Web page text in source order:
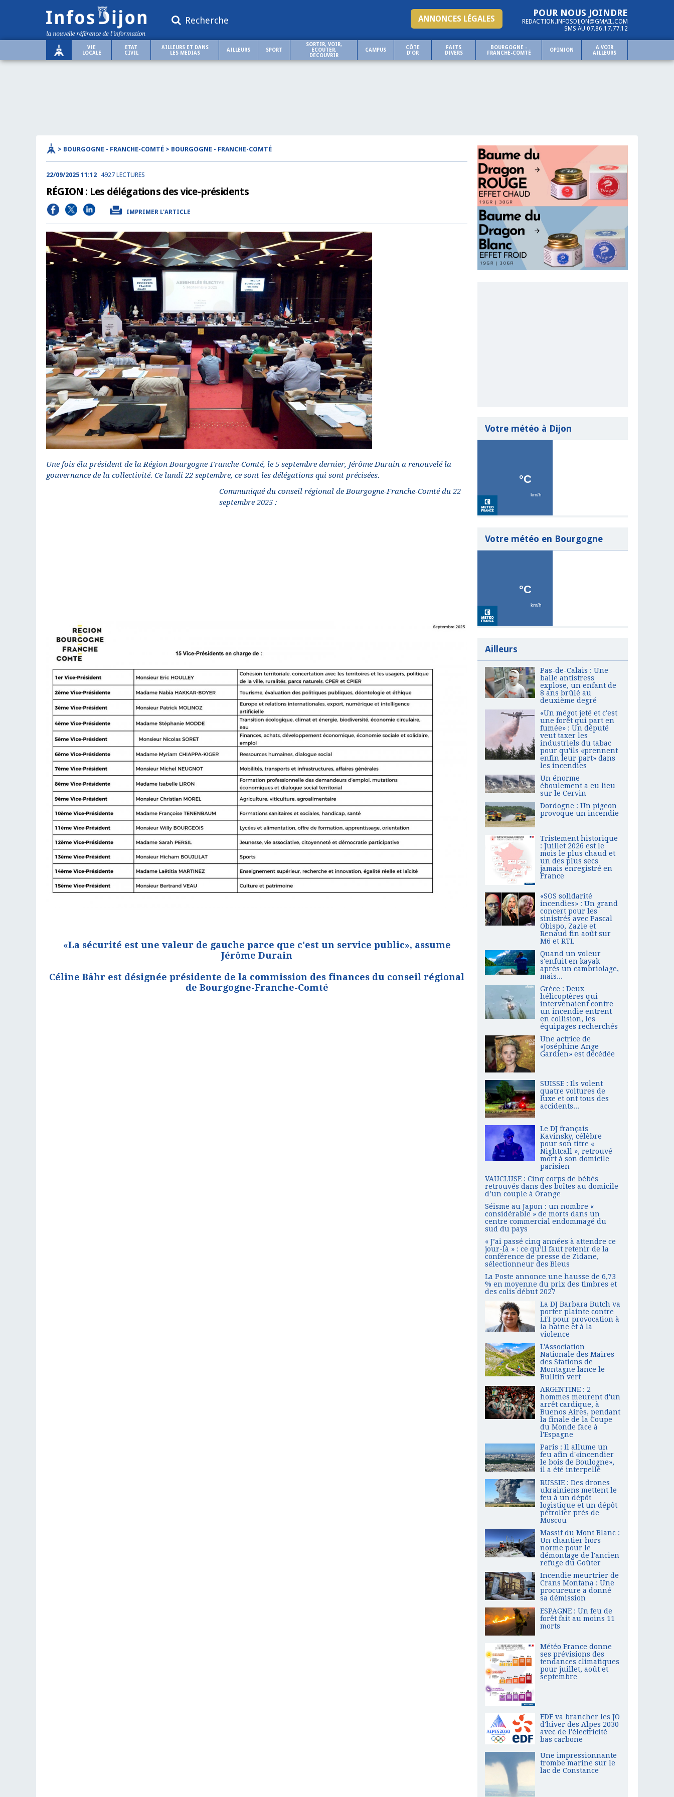
Recherche
POUR NOUS JOINDRE
REDACTION.INFOSDIJON@GMAIL.COM
SMS AU 07.86.17.77.12
ANNONCES LÉGALES
VIE
LOCALE
ETAT
CIVIL
AILLEURS ET DANS
LES MEDIAS
AILLEURS SPORT
SORTIR, VOIR,
ECOUTER,
DECOUVRIR
CAMPUS
CÔTE
D'OR
FAITS
DIVERS
BOURGOGNE -
FRANCHE-COMTÉ
OPINION
A VOIR
AILLEURS
> BOURGOGNE - FRANCHE-COMTÉ > BOURGOGNE - FRANCHE-COMTÉ
22/09/2025 11:12 4927 LECTURES
RÉGION : Les délégations des vice-présidents
IMPRIMER L'ARTICLE
Une fois élu président de la Région Bourgogne-Franche-Comté, le 5 septembre dernier, Jérôme Durain a renouvelé la
gouvernance de la collectivité. Ce lundi 22 septembre, ce sont les délégations qui sont précisées.
Communiqué du conseil régional de Bourgogne-Franche-Comté du 22
septembre 2025 :
«La sécurité est une valeur de gauche parce que c'est un service public», assume
Jérôme Durain
Céline Bähr est désignée présidente de la commission des finances du conseil régional
de Bourgogne-Franche-Comté
Votre météo à Dijon
Votre météo en Bourgogne
Ailleurs
Pas-de-Calais : Une
balle antistress
explose, un enfant de
8 ans brûlé au
deuxième degré
«Un mégot jeté et c'est
une forêt qui part en
fumée» : Un député
veut taxer les
industriels du tabac
pour qu'ils «prennent
enfin leur part» dans
les incendies
Un énorme
éboulement a eu lieu
sur le Cervin
Dordogne : Un pigeon
provoque un incendie
Tristement historique
: Juillet 2026 est le
mois le plus chaud et
un des plus secs
jamais enregistré en
France
«SOS solidarité
incendies» : Un grand
concert pour les
sinistrés avec Pascal
Obispo, Zazie et
Renaud fin août sur
M6 et RTL
Quand un voleur
s'enfuit en kayak
après un cambriolage,
mais...
Grèce : Deux
hélicoptères qui
intervenaient contre
un incendie entrent
en collision, les
équipages recherchés
Une actrice de
«Joséphine Ange
Gardien» est décédée
SUISSE : Ils volent
quatre voitures de
luxe et ont tous des
accidents...
Le DJ français
Kavinsky, célèbre
pour son titre «
Nightcall », retrouvé
mort à son domicile
parisien
VAUCLUSE : Cinq corps de bébés
retrouvés dans des boîtes au domicile
d’un couple à Orange
Séisme au Japon : un nombre «
considérable » de morts dans un
centre commercial endommagé du
sud du pays
« J’ai passé cinq années à attendre ce
jour-là » : ce qu’il faut retenir de la
conférence de presse de Zidane,
sélectionneur des Bleus
La Poste annonce une hausse de 6,73
% en moyenne du prix des timbres et
des colis début 2027
La DJ Barbara Butch va
porter plainte contre
LFI pour provocation à
la haine et à la
violence
L'Association
Nationale des Maires
des Stations de
Montagne lance le
Bulltin vert
ARGENTINE : 2
hommes meurent d'un
arrêt cardique, à
Buenos Aires, pendant
la finale de la Coupe
du Monde face à
l'Espagne
Paris : Il allume un
feu afin d'«incendier
le bois de Boulogne»,
il a été interpellé
RUSSIE : Des drones
ukrainiens mettent le
feu à un dépôt
logistique et un dépôt
pétrolier près de
Moscou
Massif du Mont Blanc :
Un chantier hors
norme pour le
démontage de l'ancien
refuge du Goûter
Incendie meurtrier de
Crans Montana : Une
procureure a donné
sa démission
ESPAGNE : Un feu de
forêt fait au moins 11
morts
Météo France donne
ses prévisions des
tendances climatiques
pour juillet, août et
septembre
EDF va brancher les JO
d'hiver des Alpes 2030
avec de l'électricité
bas carbone
Une impressionnante
trombe marine sur le
lac de Constance